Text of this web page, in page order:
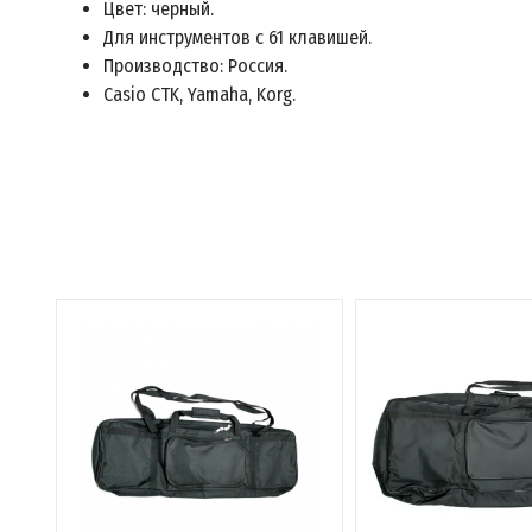
Цвет: черный.
Для инструментов с 61 клавишей.
Производство: Россия.
Сasio CTK, Yamaha, Korg.